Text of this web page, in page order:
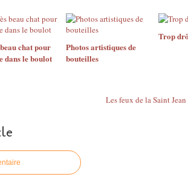
chat pour
dans le boulot
Photos artistiques de
bouteilles
Trop
Les feux de la Saint